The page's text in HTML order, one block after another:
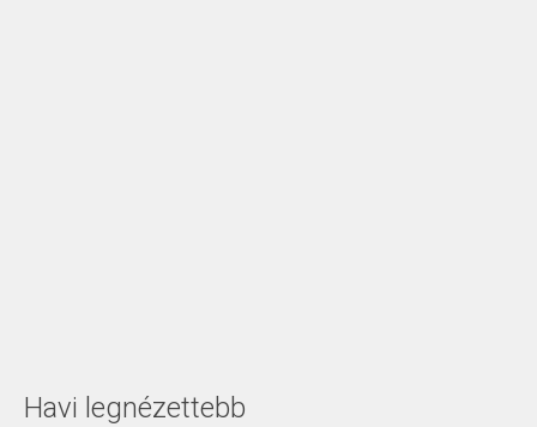
Havi legnézettebb